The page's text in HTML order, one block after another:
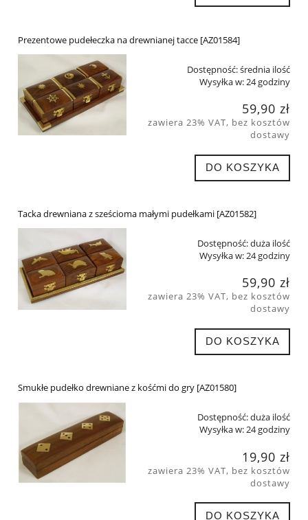
Prezentowe pudełeczka na drewnianej tacce [AZ01584]
Dostępność:średnia ilość
Wysyłka w: 24 godziny
59,90 zł
zawiera 23% VAT, bez kosztów
dostawy
DO KOSZYKA
Tacka drewniana z sześcioma małymi pudełkami [AZ01582]
Dostępność:duża ilość
Wysyłka w:24 godziny
59,90 zł
zawiera 23% VAT, bez kosztów
dostawy
DO KOSZYKA
Smukłe pudełko drewniane z kośćmi do gry [AZ01580]
Dostępność:duża ilość
Wysyłka w:24 godziny
19,90 zł
zawiera 23% VAT, bez kosztów
dostawy
DO KOSZYKA